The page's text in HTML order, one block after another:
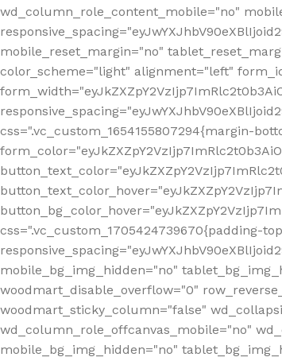
wd_column_role_content_mobile="no"
mobile_reset_margin="no"
color_scheme="light" alignment="left"
css=".vc_custom_1654155807294{margin-
css=".vc_custom_1705424739670{padding-
mobile_bg_img_hidden="no"
woodmart_disable_overflow="0"
woodmart_sticky_column="false"
wd_column_role_offcanvas_mobile="no"
mobile_bg_img_hidden="no"